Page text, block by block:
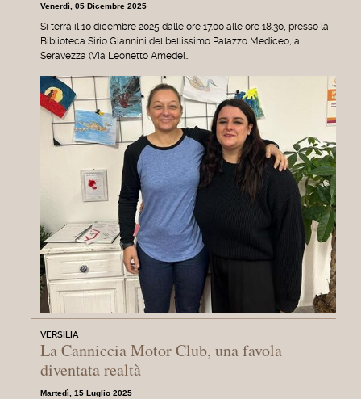
Venerdì, 05 Dicembre 2025
Si terrà il 10 dicembre 2025 dalle ore 17.00 alle ore 18.30, presso la
Biblioteca Sirio Giannini del bellissimo Palazzo Mediceo, a
Seravezza (Via Leonetto Amedei…
VERSILIA
La Canniccia Motor Club, una favola
diventata realtà
Martedì, 15 Luglio 2025